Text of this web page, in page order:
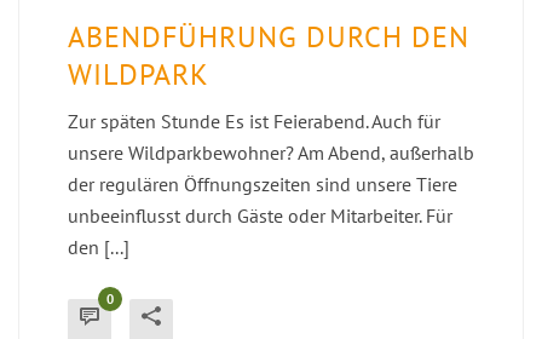
ABENDFÜHRUNG DURCH DEN
WILDPARK
Zur späten Stunde Es ist Feierabend. Auch für
unsere Wildparkbewohner? Am Abend, außerhalb
der regulären Öffnungszeiten sind unsere Tiere
unbeeinflusst durch Gäste oder Mitarbeiter. Für
den [...]
0